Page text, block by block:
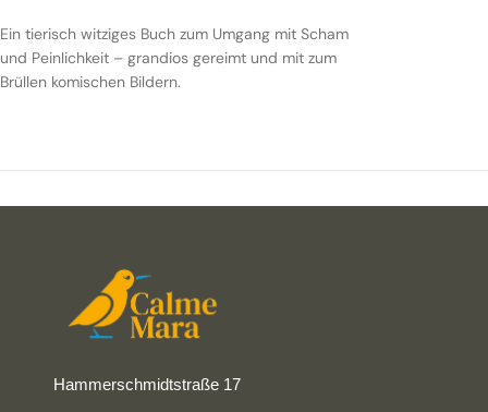
Ein tierisch witziges Buch zum Umgang mit Scham
und Peinlichkeit – grandios gereimt und mit zum
Brüllen komischen Bildern.
Hammerschmidtstraße 17